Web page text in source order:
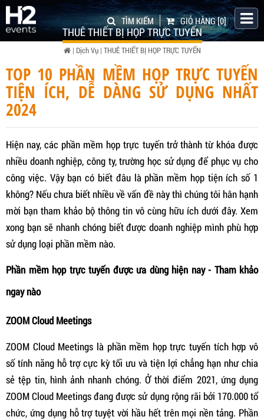
GIỎ HÀNG[0]
TÌM KIẾM
THUÊ THIẾT BỊ HỌP TRỰC TUYẾN
| Dịch Vụ| THUÊ THIẾT BỊ HỌP TRỰC TUYẾN
TOP 10 PHẦN MỀM HỌP TRỰC TUYẾN
TIỆN ÍCH, DỄ DÀNG SỬ DỤNG NHẤT
2024
Hiện nay, các phần mềm họp trực tuyến trở thành từ khóa được
nhiều doanh nghiệp, công ty, trường học sử dụng để phục vụ cho
công việc. Vậy bạn có biết đâu là phần mềm họp tiện ích số 1
không? Nếu chưa biết nhiều về vấn đề này thì chúng tôi hân hạnh
mời bạn tham khảo bộ thông tin vô cùng hữu ích dưới đây. Xem
xong bạn sẽ nhanh chóng biết được doanh nghiệp mình phù hợp
sử dụng loại phần mềm nào.
Phần mềm họp trực tuyến được ưa dùng hiện nay - Tham khảo
ngay nào
ZOOM Cloud Meetings
ZOOM Cloud Meetings là phần mềm họp trực tuyến tích hợp vô
số tính năng hỗ trợ cực kỳ tối ưu và tiện lợi chẳng hạn như chia
sẻ tệp tin, hình ảnh nhanh chóng. Ở thời điểm 2021, ứng dụng
ZOOM Cloud Meetings đang được sử dụng rộng rãi bởi 170.000 tổ
chức, ứng dụng hỗ trợ tuyệt vời hầu hết trên mọi nền tảng. Phần